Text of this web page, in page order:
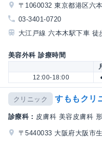
〒1060032 東京都港区六
03-3401-0720
大江戸線 六本木駅下車
美容外科 診療時間
12:00-18:00
クリニック すももクリ
診療科： 皮膚科 美容皮膚科
〒5440033 大阪府大阪市